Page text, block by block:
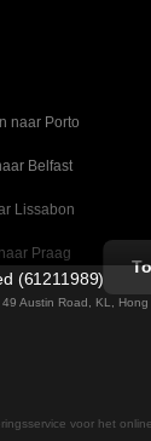
naar Porto
Belfast
Lissabon
Praag
naar Madrid
naar Helsinki
(61211989)
Austin Road, KL, Hong
voor het